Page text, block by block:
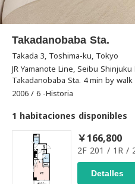
Takadanobaba Sta.
Takada 3, Toshima-ku, Tokyo
JR Yamanote Line, Seibu
Takadanobaba Sta. 4 min by walk
2006 / 6 -Historia
1 habitaciones disponibles
￥166,800
2F 201 / 1R /
Detalles